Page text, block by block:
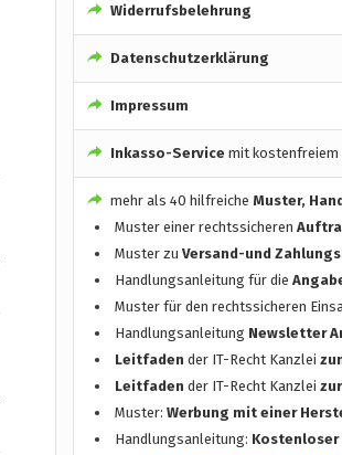
Widerrufsbelehrung
Datenschutzerklärung
Impressum
Inkasso-Service mit kostenfreiem
mehr als 40 hilfreiche Muster,
Muster einer rechtssicheren
Muster zuVersand-und
Handlungsanleitung für die
Muster für den rechtssicheren
Handlungsanleitung Newsletter
Leitfaden der IT-Recht Kanzlei
Leitfaden der IT-Recht Kanzlei
Muster:Werbung mit einer
Handlungsanleitung: Kostenloser